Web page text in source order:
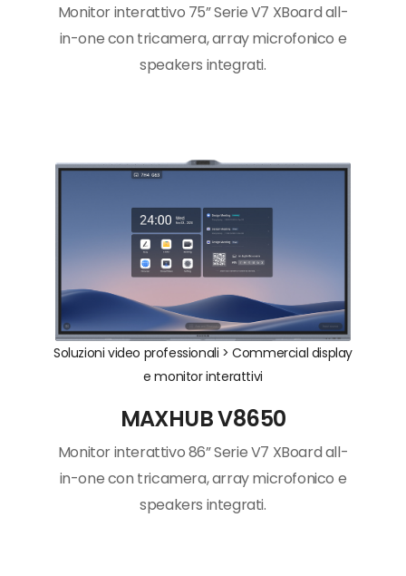
Monitor interattivo 75” Serie V7 XBoard all-
in-one con tricamera, array microfonico e
speakers integrati.
Soluzioni video professionali >Commercial display
e monitor interattivi
MAXHUB V8650
Monitor interattivo 86” Serie V7 XBoard all-
in-one con tricamera, array microfonico e
speakers integrati.